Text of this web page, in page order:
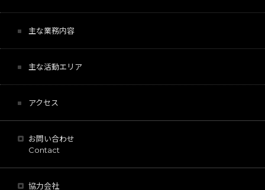
主な業務内容
主な活動エリア
アクセス
お問い合わせ
Contact
協力会社